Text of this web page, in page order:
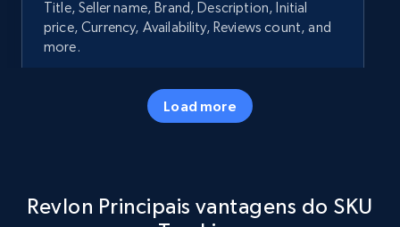
Title, Seller name, Brand, Description, Initial
price, Currency, Availability, Reviews count, and
more.
5.7K+ Comece agora
specific keywords
Load more
Revlon Principais vantagens do SKU